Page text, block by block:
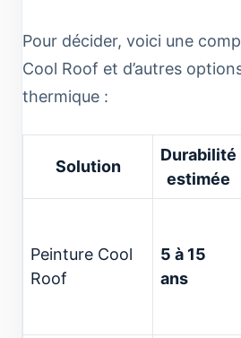
Pour décider, voici une
Cool Roof et d’autres
thermique :
Solution
Durabilité
estimée
Peinture Cool
Roof
5 à 15
ans